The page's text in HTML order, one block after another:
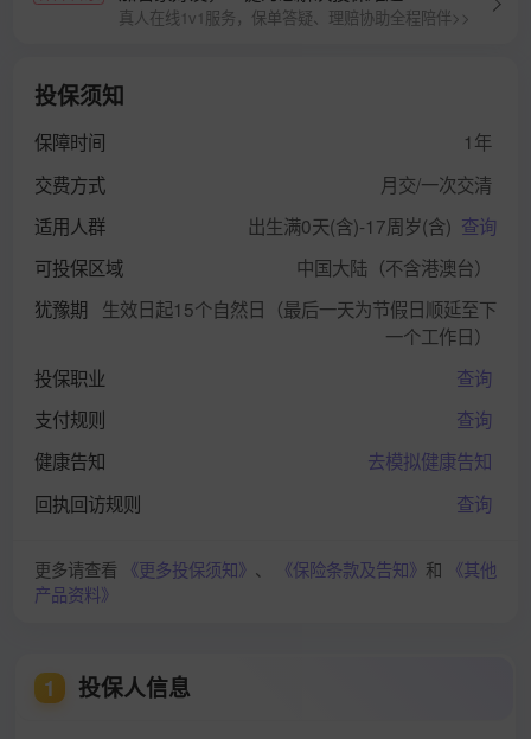
真人在线1v1服务，保单答疑、理赔协助全程陪伴>>
投保须知
保障时间
1年
交费方式
月交/一次交清
适用人群
出生满0天(含)-17周岁(含) 查询
可投保区域
中国大陆（不含港澳台）
犹豫期
生效日起15个自然日（最后一天为节假日顺延至下
一个工作日）
投保职业
查询
支付规则
查询
健康告知
去模拟健康告知
回执回访规则
查询
更多请查看 《更多投保须知》 、 《保险条款及告知》 和
《其他
产品资料》
1 投保人信息